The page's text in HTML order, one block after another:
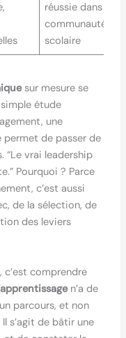
réussie dans la
communauté
scolaire
sur mesure se
étude
une
permet de passer de
“Le vrai leadership
Pourquoi ? Parce
c’est aussi
de la sélection, de
des leviers
c’est comprendre
n’a de
parcours, et non
s’agit de bâtir une